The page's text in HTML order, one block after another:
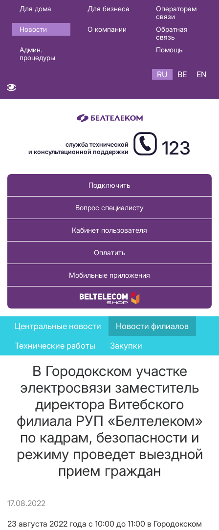
Основная
навигация
RU
Для дома Для бизнеса
Операторам
связи
Новости
О компании
Обратная
связь
Админ.
процедуры
Помощь
RU BE EN
служба технической
и консультационной поддержки
123
Подключить
Вопрос специалисту
Кабинет пользователя
Оплатить
Мобильные приложения
Купить товар
News
menu
Центральные новости
Новости филиалов
Технические работы
Закупки
В Городокском участке
электросвязи заместитель
директора Витебского
филиала РУП «Белтелеком»
по кадрам, безопасности и
режиму проведет выездной
прием граждан
17.08.2022
23 августа 2022 года с 10:00 до 11:00 в Городокском